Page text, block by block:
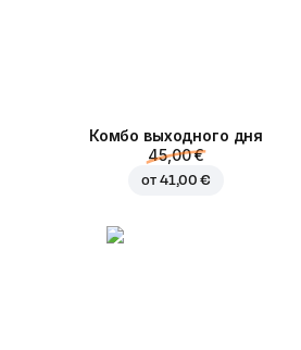
Комбо выходного дня
45,00 €
от 41,00 €